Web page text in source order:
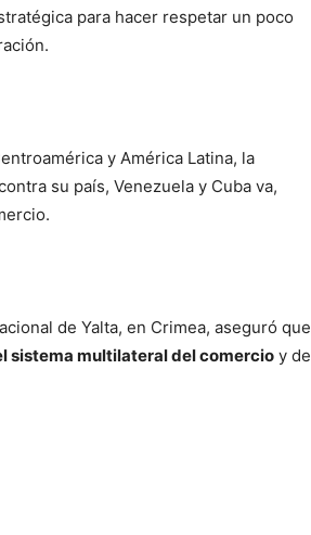
para hacer respetar un poco
y América Latina, la
su país, Venezuela y Cuba va,
de Yalta, en Crimea, aseguró que
sistema multilateral del comercio y de